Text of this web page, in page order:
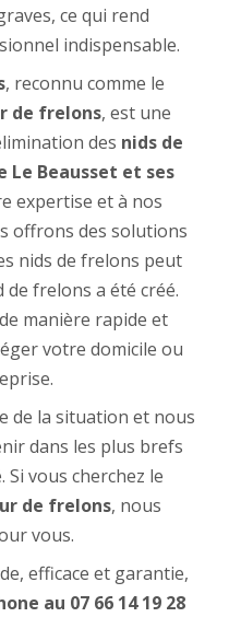
ce qui rend
indispensable.
, reconnu comme le
de frelons, est une
des nids de
Le Beausset et ses
expertise et à nos
offrons des solutions
nids de frelons peut
frelons a été créé.
manière rapide et
votre domicile ou
de la situation et nous
dans les plus brefs
vous cherchez le
de frelons, nous
vous.
efficace et garantie,
au 07 66 14 19 28